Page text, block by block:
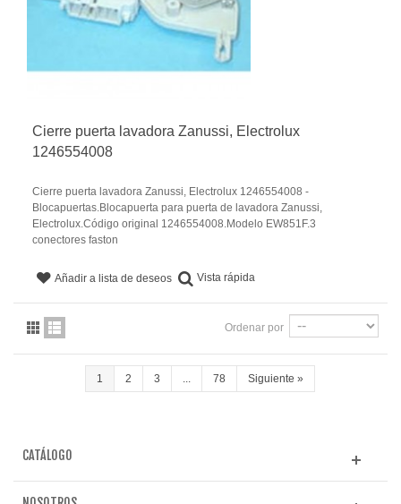
Cierre puerta lavadora Zanussi, Electrolux
1246554008
Cierre puerta lavadora Zanussi, Electrolux 1246554008 -
Blocapuertas.Blocapuerta para puerta de lavadora Zanussi,
Electrolux.Código original 1246554008.Modelo EW851F.3
conectores faston
Añadir a lista de deseos Vista rápida
Ordenar por
1 2 3 78 Siguiente »
CATÁLOGO